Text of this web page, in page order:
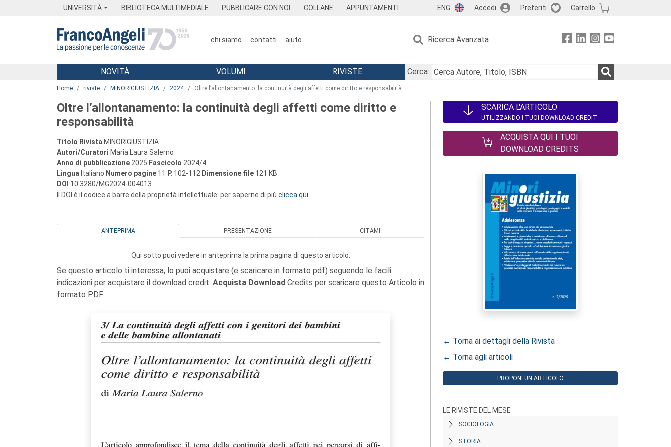
UNIVERSITÀ BIBLIOTECA MULTIMEDIALE PUBBLICARE CON NOI COLLANE APPUNTAMENTI ENG Accedi Preferiti Carrello
chi siamo contatti aiuto Ricerca Avanzata
Menu
NOVITÀ VOLUMI RIVISTE
Cerca:
Home riviste MINORIGIUSTIZIA 2024 Oltre l’allontanamento: la continuità degli affetti come diritto e responsabilità
Oltre l’allontanamento: la continuità degli affetti come diritto e
responsabilità
Titolo Rivista MINORIGIUSTIZIA
Autori/Curatori Maria Laura Salerno
Anno di pubblicazione 2025 Fascicolo 2024/4
Lingua Italiano Numero pagine 11 P. 102-112 Dimensione file 121 KB
DOI 10.3280/MG2024-004013
Il DOI è il codice a barre della proprietà intellettuale: per saperne di più clicca qui
ANTEPRIMA PRESENTAZIONE CITAMI
Qui sotto puoi vedere in anteprima la prima pagina di questo articolo.
Se questo articolo ti interessa, lo puoi acquistare (e scaricare in formato pdf) seguendo le facili
indicazioni per acquistare il download credit. Acquista Download Credits per scaricare questo Articolo in
formato PDF
SCARICA L'ARTICOLO
UTILIZZANDO I TUOI DOWNLOAD CREDIT
ACQUISTA QUI I TUOI
DOWNLOAD CREDITS
← Torna ai dettagli della Rivista
← Torna agli articoli
PROPONI UN ARTICOLO
LE RIVISTE DEL MESE
SOCIOLOGIA
STORIA